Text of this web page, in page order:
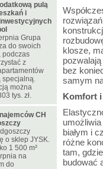
klosze,
bez
samym
Komfort
białym i
różne
tam,
budować
pulą
i
Grupa
do swoich
podczas
z
specjalną.
można
tys. zł.
CH
o sklep JYSK.
1 500 m²
na
do